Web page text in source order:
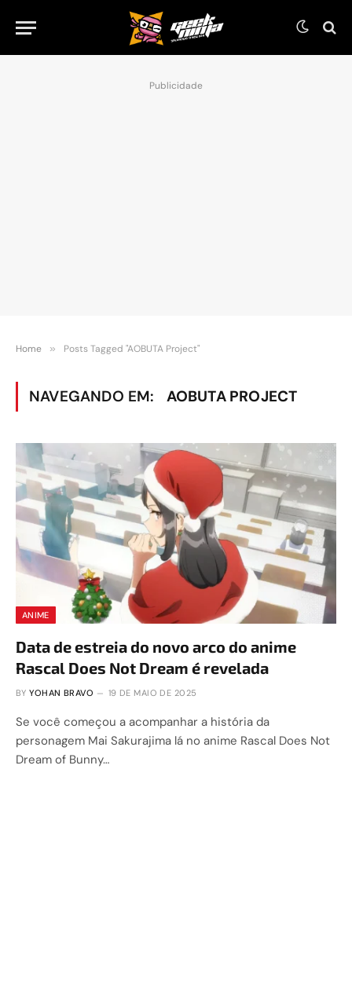
Publicidade
Home » Posts Tagged "AOBUTA Project"
NAVEGANDO EM: AOBUTA PROJECT
ANIME
Data de estreia do novo arco do anime
Rascal Does Not Dream é revelada
BY YOHAN BRAVO 19 DE MAIO DE 2025
Se você começou a acompanhar a história da
personagem Mai Sakurajima lá no anime Rascal Does Not
Dream of Bunny…